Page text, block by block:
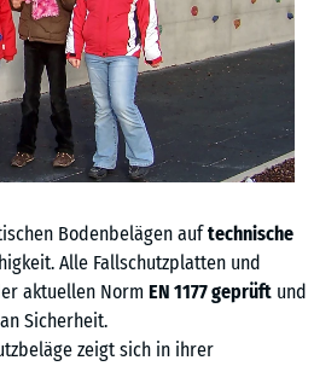
Bodenbelägen auftechnische
Alle Fallschutzplatten und
aktuellen Norm EN 1177 geprüft und
Sicherheit.
zeigt sich in ihrer